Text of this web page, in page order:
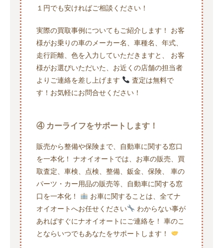
１円でも安ければご相談ください！
実際の買取事例についてもご紹介します！ お客
様がお乗りの車のメーカー名、車種名、年式、
走行距離、色を入力していただきますと、 お客
様がお選びいただいた、お近くの店舗の担当者
よりご連絡を差し上げます
査定は無料で
す！お気軽にお問合せください！
④ カーライフをサポートします！
販売から整備や保険まで、自動車に関する窓口
を一本化！ ナオイオートでは、お車の販売、買
取査定、車検、点検、整備、鈑金、保険、 車の
パーツ・カー用品の販売等、自動車に関する窓
口を一本化！
お車に関することは、全てナ
オイオートへお任せください
わからない事が
あればすぐにナオイオートにご連絡を！ 車のこ
とならいつでもあなたをサポートします！